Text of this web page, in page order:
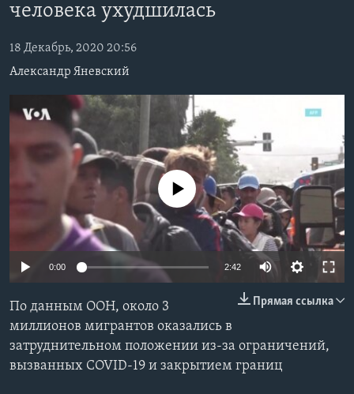
ДИСКУССИЯ VOA
ДЕТАЛИ
НЬЮ-ЙОРК NEW YORK
АМЕРИКА. БОЛЬШОЕ ПУТЕШЕСТВИЕ
АРТЕФАКТЫ
АМЕРИКАНСКИЕ ГОРОДКИ
ТЕСТЫ
ЗА СВОБОДУ ПРЕССЫ
УЧИМ АНГЛИЙСКИЙ
ВИДЕО
ПОДПИСКА НА НОВОСТИ
Learning English
СОЦИАЛЬНЫЕ СЕТИ
Языки
человека ухудшилась
18 Декабрь, 2020 20:56
Александр Яневский
No media source currently available
0:00 2:42
Прямая ссылка
По данным ООН, около 3
миллионов мигрантов оказались в
затруднительном положении из-за ограничений,
вызванных COVID-19 и закрытием границ